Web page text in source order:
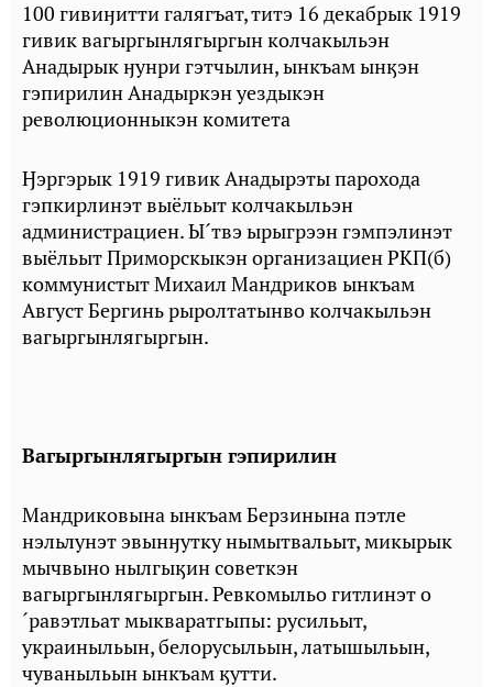
100 гивиӈитти галягъат, титэ 16 декабрык 1919
гивик вагыргынлягыргын колчакыльэн
Анадырык ӈунри гэтчылин, ынкъам ынӄэн
гэпирилин Анадыркэн уездыкэн
революционныкэн комитета
Ӈэргэрык 1919 гивик Анадырэты парохода
гэпкирлинэт выёльыт колчакыльэн
администрациен. Ы´твэ ырыгрээн гэмпэлинэт
выёльыт Приморскыкэн организациен РКП(б)
коммунистыт Михаил Мандриков ынкъам
Август Бергинь рыролтатынво колчакыльэн
вагыргынлягыргын.
Вагыргынлягыргын гэпирилин
Мандриковына ынкъам Берзинына пэтле
нэльлунэт эвынӈутку нымытвальыт, микырык
мычвыно нылгыӄин советкэн
вагыргынлягыргын. Ревкомыльо гитлинэт о
´равэтльат мыкваратгыпы: русильыт,
украиныльын, белорусыльын, латышыльын,
чуваныльын ынкъам ӄутти.